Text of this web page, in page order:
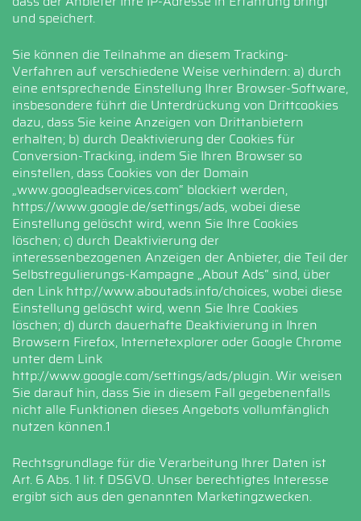
und speichert.
Sie können die Teilnahme an diesem Tracking-
Verfahren auf verschiedene Weise verhindern: a) durch
eine entsprechende Einstellung Ihrer Browser-Software,
insbesondere führt die Unterdrückung von Drittcookies
dazu, dass Sie keine Anzeigen von Drittanbietern
erhalten; b) durch Deaktivierung der Cookies für
Conversion-Tracking, indem Sie Ihren Browser so
einstellen, dass Cookies von der Domain
„www.googleadservices.com“ blockiert werden,
https://www.google.de/settings/ads, wobei diese
Einstellung gelöscht wird, wenn Sie Ihre Cookies
löschen; c) durch Deaktivierung der
interessenbezogenen Anzeigen der Anbieter, die Teil der
Selbstregulierungs-Kampagne „About Ads“ sind, über
den Link http://www.aboutads.info/choices, wobei diese
Einstellung gelöscht wird, wenn Sie Ihre Cookies
löschen; d) durch dauerhafte Deaktivierung in Ihren
Browsern Firefox, Internetexplorer oder Google Chrome
unter dem Link
http://www.google.com/settings/ads/plugin. Wir weisen
Sie darauf hin, dass Sie in diesem Fall gegebenenfalls
nicht alle Funktionen dieses Angebots vollumfänglich
nutzen können.1
Rechtsgrundlage für die Verarbeitung Ihrer Daten ist
Art. 6 Abs. 1 lit. f DSGVO. Unser berechtigtes Interesse
ergibt sich aus den genannten Marketingzwecken.